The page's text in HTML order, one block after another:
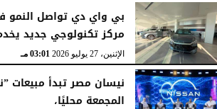
الثلاثاء، 28 يوليو 2026 12:28 مـ
بي واي دي تواصل النمو
مركز تكنولوجي جديد
الإثنين، 27 يوليو 2026 03:01 مـ
نيسان مصر تبدأ مبيعات
المجمعة محليًا،